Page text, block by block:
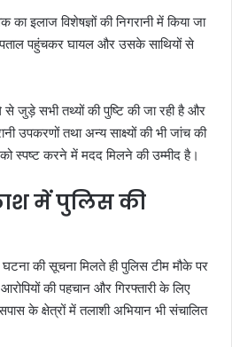
इलाज विशेषज्ञों की निगरानी में किया जा
पहुंचकर घायल और उसके साथियों से
से जुड़े सभी तथ्यों की पुष्टि की जा रही है और
उपकरणों तथा अन्य साक्ष्यों की भी जांच की
स्पष्ट करने में मदद मिलने की उम्मीद है।
में पुलिस की
की सूचना मिलते ही पुलिस टीम मौके पर
की पहचान और गिरफ्तारी के लिए
के क्षेत्रों में तलाशी अभियान भी संचालित